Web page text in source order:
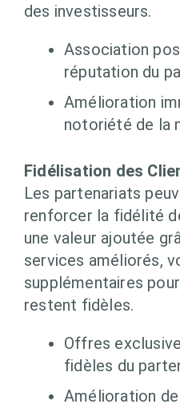
des investisseurs.
Association
réputation du
Amélioration
notoriété de la
Fidélisation des
Les partenariats
renforcer la fidélité
une valeur ajoutée
services améliorés,
supplémentaires
restent fidèles.
Offres
fidèles du
Amélioration